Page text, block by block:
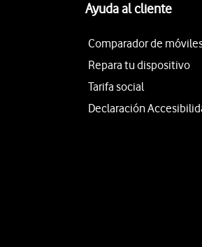
Ayuda al cliente
Comparador de
Repara tu dispositivo
Tarifa social
Declaración